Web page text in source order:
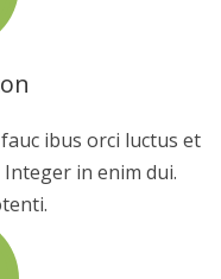
ibus orci luctus et
in enim dui.